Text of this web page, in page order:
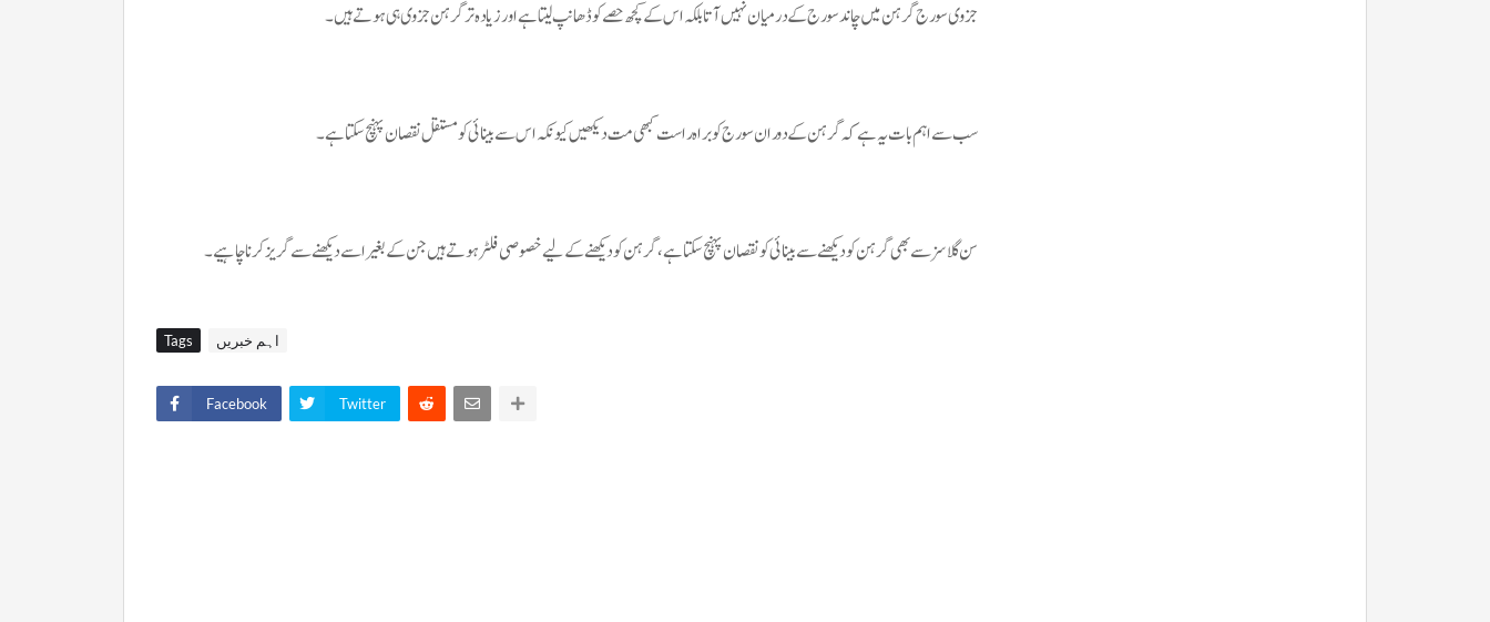
جزوی سورج گرہن میں چاند سورج کے درمیان نہیں آتا بلکہ اس کے کچھ حصے کو ڈھانپ لیتا ہے اور زیادہ تر گرہن جزوی ہی ہوتے ہیں۔
سب سے اہم بات یہ ہے کہ گرہن کے دوران سورج کو براہ راست کبھی مت دیکھیں کیونکہ اس سے بینائی کو مستقل نقصان پہنچ سکتا ہے۔
سن گلاسز سے بھی گرہن کو دیکھنے سے بینائی کو نقصان پہنچ سکتا ہے، گرہن کو دیکھنے کے لیے خصوصی فلٹر ہوتے ہیں جن کے بغیر اسے دیکھنے سے گریز کرنا چاہیے۔
Tags اہم خبریں
Facebook Twitter